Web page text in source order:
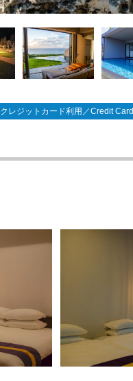
クレジットカード利用／Credit Card